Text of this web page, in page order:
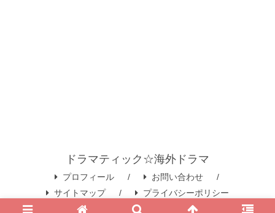
ドラマティック☆海外ドラマ
プロフィール
お問い合わせ
サイトマップ
プライバシーポリシー